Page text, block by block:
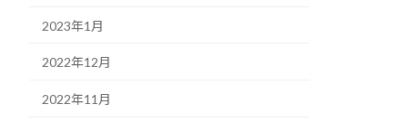
2023年1月
2022年12月
2022年11月